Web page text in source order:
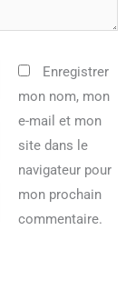
Enregistrer
mon nom, mon
e-mail et mon
site dans le
navigateur pour
mon prochain
commentaire.